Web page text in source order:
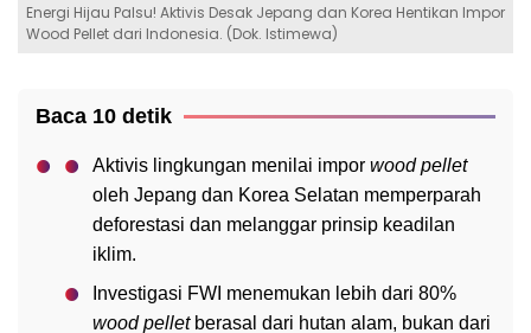
Energi Hijau Palsu! Aktivis Desak Jepang dan Korea Hentikan Impor
Wood Pellet dari Indonesia. (Dok. Istimewa)
Baca 10 detik
Aktivis lingkungan menilai impor wood pellet
oleh Jepang dan Korea Selatan memperparah
deforestasi dan melanggar prinsip keadilan
iklim.
Investigasi FWI menemukan lebih dari 80%
wood pelletberasal dari hutan alam, bukan dari